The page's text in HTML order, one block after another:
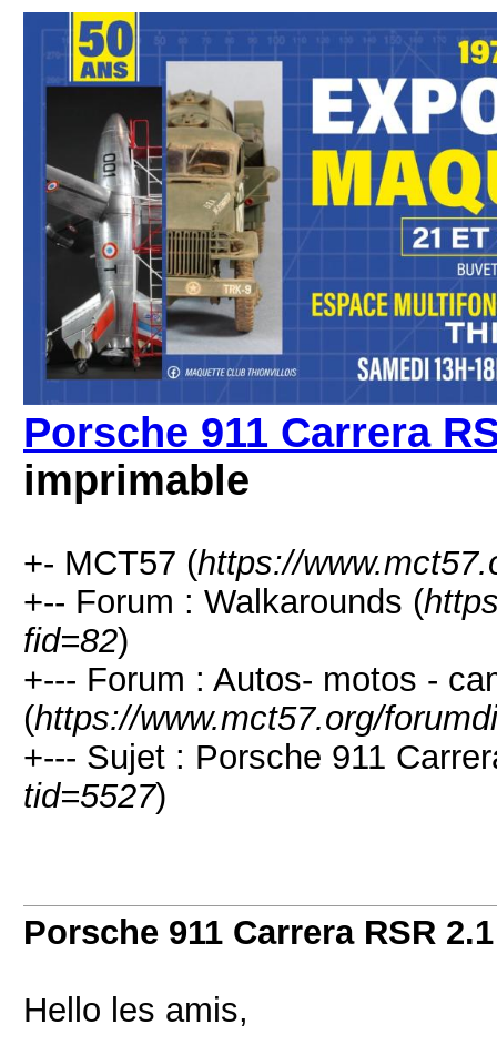
Porsche 911 Carrera
imprimable
+- MCT57 (https://
+-- Forum : Walkarounds (
fid=82)
+--- Forum : Autos- motos -
(https://www.mct57.org/
+--- Sujet : Porsche 911
tid=5527)
Porsche 911 Carrera RSR
Hello les amis,